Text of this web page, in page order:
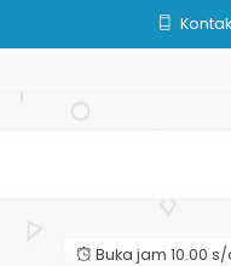
Buka jam 10.00